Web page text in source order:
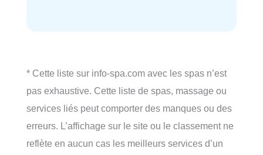
* Cette liste sur info-spa.com avec les spas n’est
pas exhaustive. Cette liste de spas, massage ou
services liés peut comporter des manques ou des
erreurs. L’affichage sur le site ou le classement ne
reflète en aucun cas les meilleurs services d’un